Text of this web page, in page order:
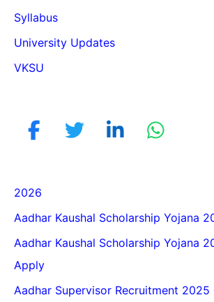
Syllabus
University Updates
VKSU
2026
Aadhar Kaushal Scholarship Yojana
Aadhar Kaushal Scholarship Yojana
Apply
Aadhar Supervisor Recruitment 2025